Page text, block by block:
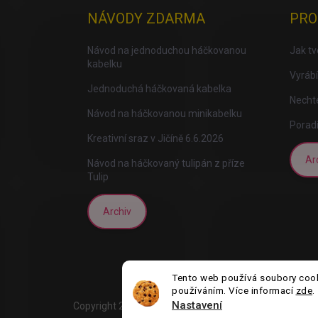
Tento web používá soubory
používáním. Více informací zde
Nastavení
NÁVODY ZDARMA
Návod na jednoduchou háčkovanou
kabelku
Jednoduchá háčkovaná kabelka
Návod na háčkovanou minikabelku
Kreativní sraz v Jičíně 6.6.2026
Návod na háčkovaný tulipán z příze
Tulip
Archiv
Jak
Copyright 2026Tvorboshop.cz. Všechna práva